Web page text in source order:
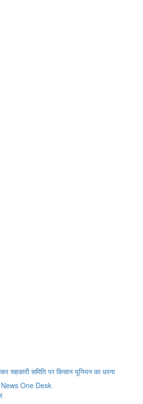
सहकारी समिति पर किसान यूनियन का धरना
One Desk